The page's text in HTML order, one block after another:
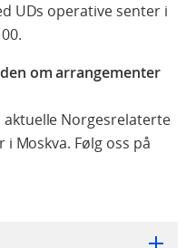
UDs operative senter i
.
om arrangementer
Norgesrelaterte
Moskva. Følg oss på